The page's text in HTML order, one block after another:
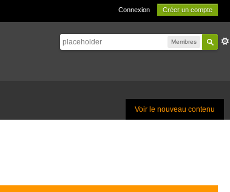
Connexion Créer un compte
Membres
Voir le nouveau contenu